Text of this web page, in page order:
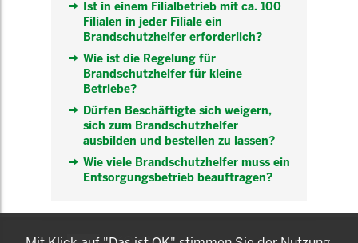
Ist in einem Filialbetrieb mit ca. 100
Filialen in jeder Filiale ein
Brandschutzhelfer erforderlich?
Wie ist die Regelung für
Brandschutzhelfer für kleine
Betriebe?
Dürfen Beschäftigte sich weigern,
sich zum Brandschutzhelfer
ausbilden und bestellen zu lassen?
Wie viele Brandschutzhelfer muss ein
Entsorgungsbetrieb beauftragen?